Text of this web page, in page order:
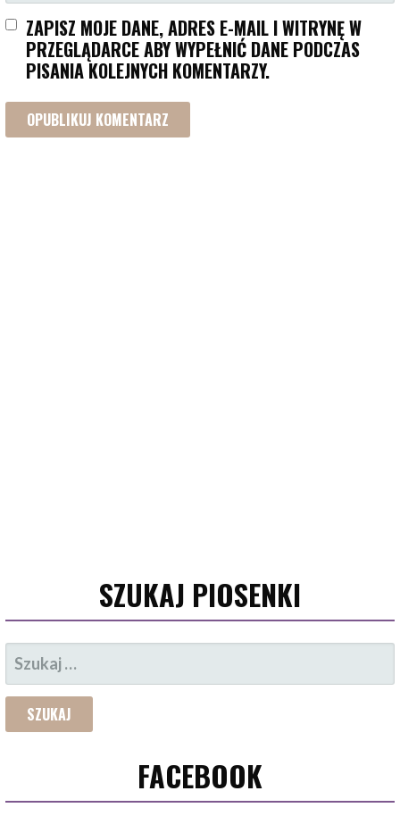
ZAPISZ MOJE DANE, ADRES E-MAIL I WITRYNĘ W
PRZEGLĄDARCE ABY WYPEŁNIĆ DANE PODCZAS
PISANIA KOLEJNYCH KOMENTARZY.
SZUKAJ PIOSENKI
SZUKAJ:
FACEBOOK